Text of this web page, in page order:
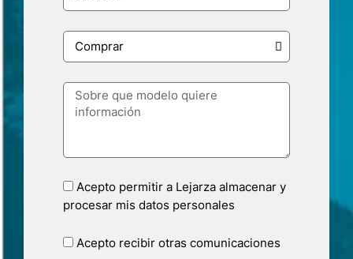
Acepto permitir a Lejarza almacenar y
procesar mis datos personales
Acepto recibir otras comunicaciones